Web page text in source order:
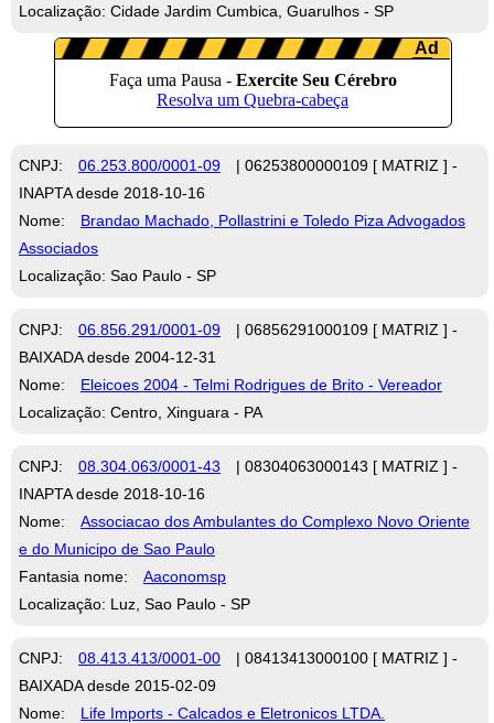
Localização: Cidade Jardim Cumbica, Guarulhos - SP
CNPJ: 06.253.800/0001-09
| 06253800000109 [ MATRIZ ] -
INAPTA desde 2018-10-16
Nome:
Brandao Machado, Pollastrini e Toledo Piza Advogados
Associados
Localização: Sao Paulo - SP
CNPJ: 06.856.291/0001-09
| 06856291000109 [ MATRIZ ] -
BAIXADA desde 2004-12-31
Nome:
Eleicoes 2004 - Telmi Rodrigues de Brito - Vereador
Localização: Centro, Xinguara - PA
CNPJ: 08.304.063/0001-43
| 08304063000143 [ MATRIZ ] -
INAPTA desde 2018-10-16
Nome:
Associacao dos Ambulantes do Complexo Novo Oriente
e do Municipo de Sao Paulo
Fantasia nome:
Aaconomsp
Localização: Luz, Sao Paulo - SP
CNPJ: 08.413.413/0001-00
| 08413413000100 [ MATRIZ ] -
BAIXADA desde 2015-02-09
Nome:
Life Imports - Calcados e Eletronicos LTDA.